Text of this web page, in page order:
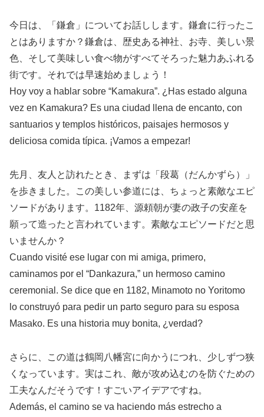
今日は、「鎌倉」についてお話しします。鎌倉に行ったこ
とはありますか？鎌倉は、歴史ある神社、お寺、美しい景
色、そして美味しい食べ物がすべてそろった魅力あふれる
街です。それでは早速始めましょう！
Hoy voy a hablar sobre “Kamakura”. ¿Has estado alguna
vez en Kamakura? Es una ciudad llena de encanto, con
santuarios y templos históricos, paisajes hermosos y
deliciosa comida típica. ¡Vamos a empezar!
先月、友人と訪れたとき、まずは「段葛（だんかずら）」
を歩きました。この美しい参道には、ちょっと素敵なエピ
ソードがあります。1182年、源頼朝が妻の政子の安産を
願って造ったと言われています。素敵なエピソードだと思
いませんか？
Cuando visité ese lugar con mi amiga, primero,
caminamos por el “Dankazura,” un hermoso camino
ceremonial. Se dice que en 1182, Minamoto no Yoritomo
lo construyó para pedir un parto seguro para su esposa
Masako. Es una historia muy bonita, ¿verdad?
さらに、この道は鶴岡八幡宮に向かうにつれ、少しずつ狭
くなっています。実はこれ、敵が攻め込むのを防ぐための
工夫なんだそうです！すごいアイデアですね。
Además, el camino se va haciendo más estrecho a